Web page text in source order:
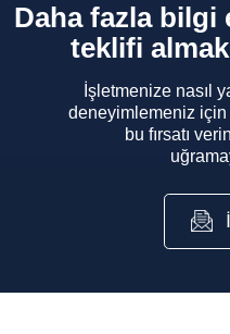
Daha fazla bilgi
teklifi
İşletmenize nasıl
deneyimlemeniz
bu fırsatı